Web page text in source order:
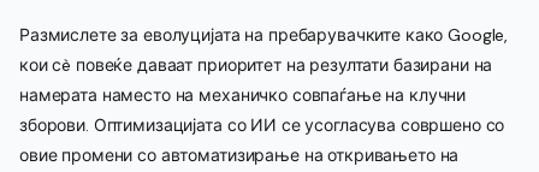
Размислете за еволуцијата на пребарувачките како Google,
кои сè повеќе даваат приоритет на резултати базирани на
намерата наместо на механичко совпаѓање на клучни
зборови. Оптимизацијата со ИИ се усогласува совршено со
овие промени со автоматизирање на откривањето на